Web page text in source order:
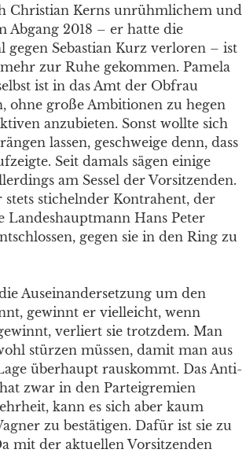
Christian Kerns unrühmlichem und
Abgang 2018 – er hatte die
gegen Sebastian Kurz verloren – ist
zur Ruhe gekommen. Pamela
ist in das Amt der Obfrau
ohne große Ambitionen zu hegen
anzubieten. Sonst wollte sich
lassen, geschweige denn, dass
Seit damals sägen einige
am Sessel der Vorsitzenden.
stichelnder Kontrahent, der
Landeshauptmann Hans Peter
gegen sie in den Ring zu
Auseinandersetzung um den
gewinnt er vielleicht, wenn
verliert sie trotzdem. Man
stürzen müssen, damit man aus
überhaupt rauskommt. Das Anti-
zwar in den Parteigremien
kann es sich aber kaum
zu bestätigen. Dafür ist sie zu
mit der aktuellen Vorsitzenden